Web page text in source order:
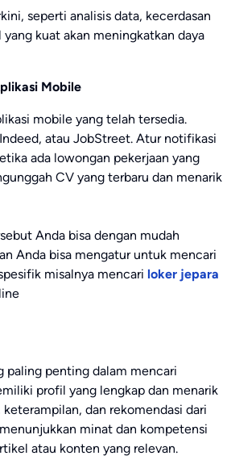
seperti analisis data, kecerdasan
kuat akan meningkatkan daya
Mobile
mobile yang telah tersedia.
atau JobStreet. Atur notifikasi
ada lowongan pekerjaan yang
CV yang terbaru dan menarik
Anda bisa dengan mudah
Anda bisa mengatur untuk mencari
misalnya mencari loker jepara
paling penting dalam mencari
profil yang lengkap dan menarik
dan rekomendasi dari
minat dan kompetensi
atau konten yang relevan.